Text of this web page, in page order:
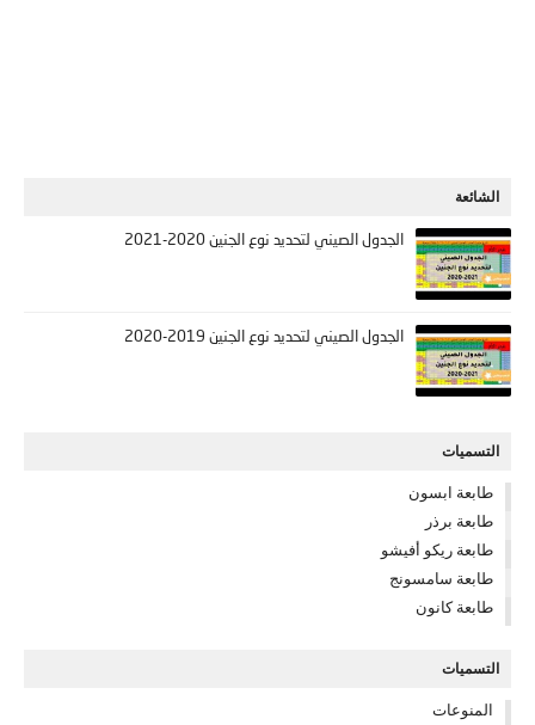
الشائعة
الجدول الصيني لتحديد نوع الجنين 2020-2021
الجدول الصيني لتحديد نوع الجنين 2019-2020
التسميات
طابعة ابسون
طابعة برذر
طابعة ريكو أفيشو
طابعة سامسونج
طابعة كانون
التسميات
المنوعات